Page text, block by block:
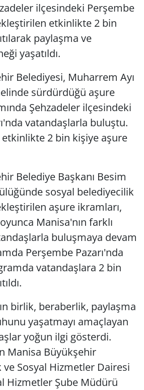
ilçesindeki Perşembe
etkinlikte 2 bin
paylaşma ve
yaşatıldı.
Belediyesi, Muharrem Ayı
sürdürdüğü aşure
Şehzadeler ilçesindeki
vatandaşlarla buluştu.
2 bin kişiye aşure
Belediye Başkanı Besim
sosyal belediyecilik
aşure ikramları,
Manisa'nın farklı
buluşmaya devam
Perşembe Pazarı'nda
vatandaşlara 2 bin
birlik, beraberlik, paylaşma
yaşatmayı amaçlayan
yoğun ilgi gösterdi.
Manisa Büyükşehir
ve Sosyal Hizmetler Dairesi
Hizmetler Şube Müdürü